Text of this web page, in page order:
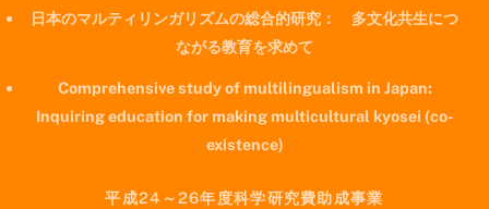
日本のマルティリンガリズムの総合的研究： 多文化共生につ
ながる教育を求めて
Comprehensive study of multilingualism in Japan:
Inquiring education for making multicultural kyosei (co-
existence)
平成24～26年度科学研究費助成事業